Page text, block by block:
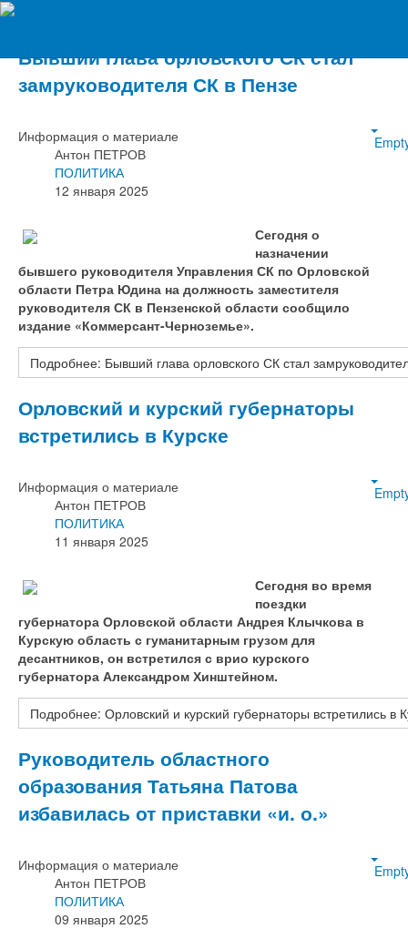
Бывший глава орловского СК стал
замруководителя СК в Пензе
Информация о материале
Антон ПЕТРОВ
ПОЛИТИКА
12 января 2025
Сегодня о
назначении
бывшего руководителя Управления СК по Орловской
области Петра Юдина на должность заместителя
руководителя СК в Пензенской области сообщило
издание «Коммерсант-Черноземье».
Подробнее: Бывший глава орловского СК стал
Орловский и курский губернаторы
встретились в Курске
Информация о материале
Антон ПЕТРОВ
ПОЛИТИКА
11 января 2025
Сегодня во время
поездки
губернатора Орловской области Андрея Клычкова в
Курскую область с гуманитарным грузом для
десантников, он встретился с врио курского
губернатора Александром Хинштейном.
Подробнее: Орловский и курский губернаторы встретились в
Руководитель областного
образования Татьяна Патова
избавилась от приставки «и. о.»
Информация о материале
Антон ПЕТРОВ
ПОЛИТИКА
09 января 2025